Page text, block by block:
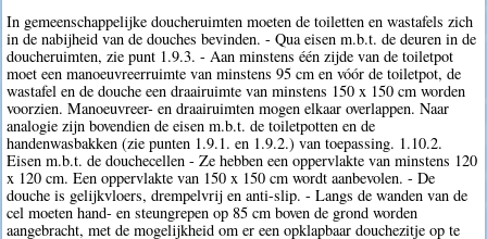
In gemeenschappelijke doucheruimten moeten de toiletten en wastafels zich
in de nabijheid van de douches bevinden. - Qua eisen m.b.t. de deuren in de
doucheruimten, zie punt 1.9.3. - Aan minstens één zijde van de toiletpot
moet een manoeuvreerruimte van minstens 95 cm en vóór de toiletpot, de
wastafel en de douche een draairuimte van minstens 150 x 150 cm worden
voorzien. Manoeuvreer- en draairuimten mogen elkaar overlappen. Naar
analogie zijn bovendien de eisen m.b.t. de toiletpotten en de
handenwasbakken (zie punten 1.9.1. en 1.9.2.) van toepassing. 1.10.2.
Eisen m.b.t. de douchecellen - Ze hebben een oppervlakte van minstens 120
x 120 cm. Een oppervlakte van 150 x 150 cm wordt aanbevolen. - De
douche is gelijkvloers, drempelvrij en anti-slip. - Langs de wanden van de
cel moeten hand- en steungrepen op 85 cm boven de grond worden
aangebracht, met de mogelijkheid om er een opklapbaar douchezitje op te